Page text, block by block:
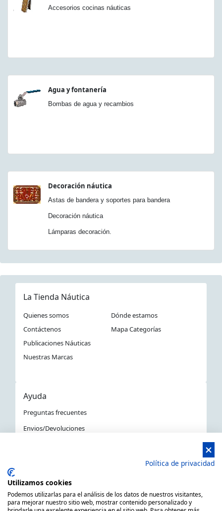
Accesorios cocinas náuticas
Agua y fontanería
Bombas de agua y recambios
Decoración náutica
Astas de bandera y soportes para bandera
Decoración náutica
Lámparas decoración.
La Tienda Náutica
Quienes somos
Dónde estamos
Contáctenos
Mapa Categorías
Publicaciones Náuticas
Nuestras Marcas
Ayuda
Preguntas frecuentes
Envios/Devoluciones
La Tienda Náutica en Barcelona
Política de privacidad
Utilizamos cookies
Podemos utilizarlas para el análisis de los datos de nuestros visitantes,
para mejorar nuestro sitio web, mostrar contenido personalizado y